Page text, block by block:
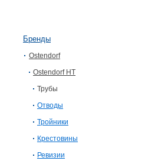
Бренды
Ostendorf
Ostendorf HT
Трубы
Отводы
Тройники
Крестовины
Ревизии